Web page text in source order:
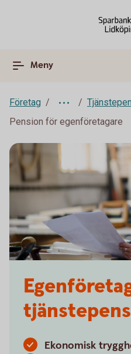
Meny
Företag
Pension för egenföretagare
Ekonomisk